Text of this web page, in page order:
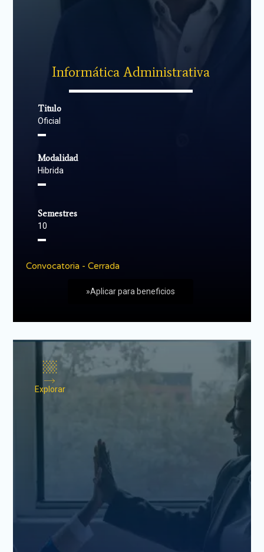
Informática Administrativa
▬▬▬▬▬▬▬▬▬▬▬▬▬▬
Titulo
Oficial
▬
Modalidad
Hibrida
▬
Semestres
10
▬
Convocatoria - Cerrada
»Aplicar para beneficios
Explorar